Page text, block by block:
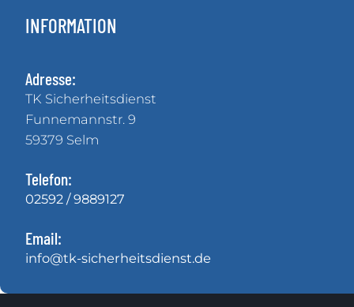
INFORMATION
Adresse:
TK Sicherheitsdienst
Funnemannstr. 9
59379 Selm
Telefon:
02592 / 9889127
Email:
info@tk-sicherheitsdienst.de